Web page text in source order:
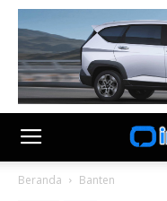
Beranda Banten